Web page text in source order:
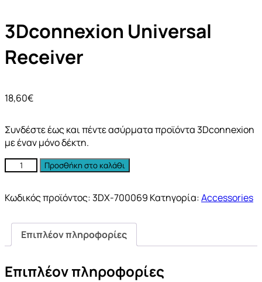
3Dconnexion Universal
Receiver
18,60€
Συνδέστε έως και πέντε ασύρματα προϊόντα 3Dconnexion
με έναν μόνο δέκτη.
Προσθήκη στο καλάθι
Κωδικός προϊόντος:3DX-700069 Κατηγορία:Accessories
Επιπλέον πληροφορίες
Επιπλέον πληροφορίες